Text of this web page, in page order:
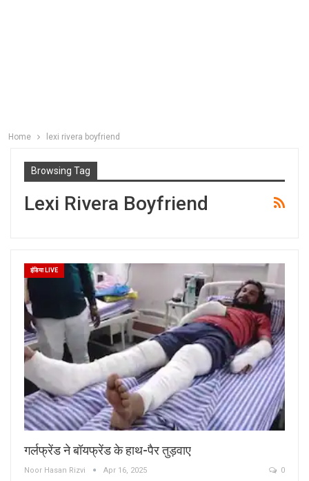
Home lexi rivera boyfriend
Browsing Tag
Lexi Rivera Boyfriend
इंडिया LIVE
गर्लफ्रेंड ने बॉयफ्रेंड के हाथ-पैर तुड़वाए
Noor Hasan Rizvi Apr 16, 2025 0